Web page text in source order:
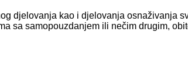
djelovanja kao i djelovanja osnaživanja
sa samopouzdanjem ili nečim drugim,